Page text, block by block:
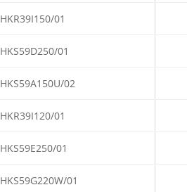
HKR39I150/01
HKS59D250/01
HKS59A150U/02
HKR39I120/01
HKS59E250/01
HKS59G220W/01